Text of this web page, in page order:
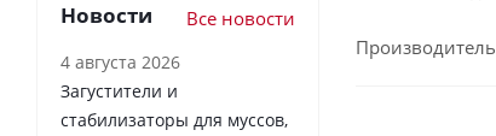
Новости Все новости
4 августа 2026
Загустители и
стабилизаторы для муссов,